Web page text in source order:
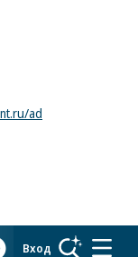
ad
Вход